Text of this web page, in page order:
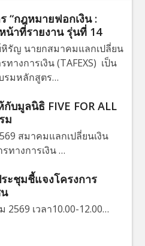
“กฎหมายฟอกเงิน :
น้าที่รายงาน รุ่นที่ 14
รัญ นายกสมาคมแลกเปลี่ยน
างการเงิน (TAFEXS) เป็น
รมหลักสูตร…
บมูลนิธิ FIVE FOR ALL
ม
สมาคมแลกเปลี่ยนเงิน
ทางการเงิน …
ระชุมชี้แจงโครงการ
เวลา10.00-12.00…